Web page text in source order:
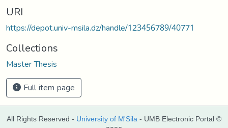
URI
https://depot.univ-msila.dz/handle/123456789/40771
Collections
Master Thesis
Full item page
All Rights Reserved - University of M'Sila - UMB Electronic Portal ©